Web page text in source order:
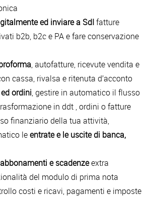
ed inviare a SdIfatture
b2b, b2c e PA e fare conservazione
, autofatture, ricevute vendita e
cassa, rivalsa e ritenuta d’acconto
ordini, gestire in automatico il flusso
in ddt , ordini o fatture
finanziario della tua attività,
leentrate e le uscite di banca,
e scadenzeextra
del modulo di prima nota
costi e ricavi, pagamenti e imposte